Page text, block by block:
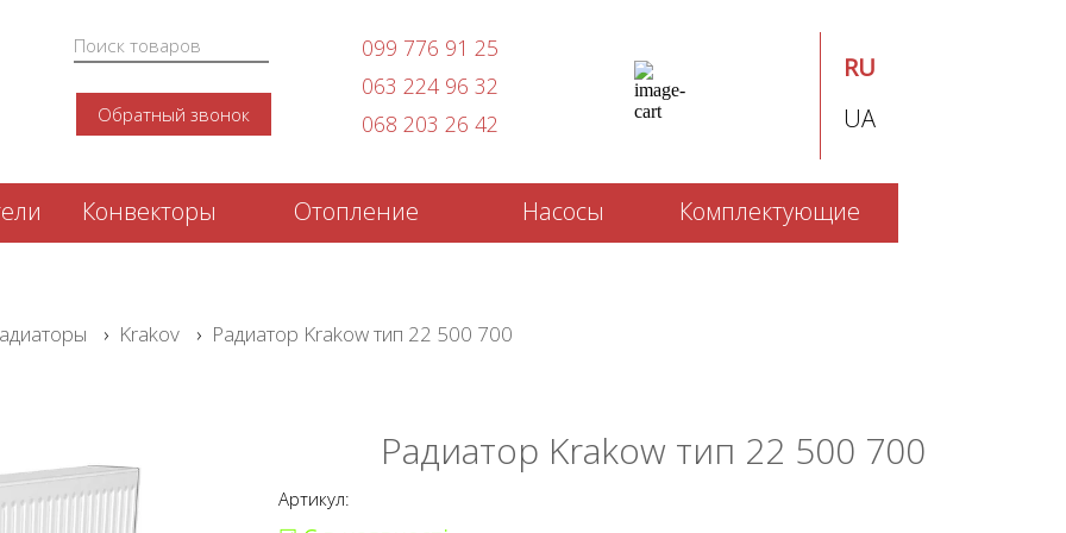
Обратный звонок
099 776 91 25
063 224 96 32
068 203 26 42
RU
UA
Конвекторы Отопление Насосы Комплектующие
› Krakov › Радиатор Krakow тип 22 500 700
Радиатор Krakow тип 22 500 700
Артикул: